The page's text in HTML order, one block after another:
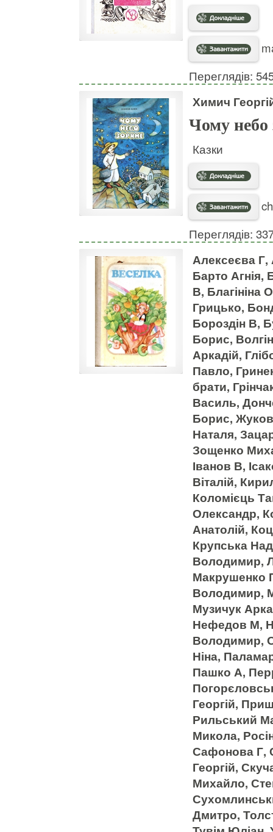
Переглядів:
Химич
Чому небо
Казки
Переглядів:
Алексеєва Г,
Барто Агнія,
В,
Грицько,
Бороздін В,
Борис,
Аркадій,
Павло,
брати,
Василь,
Борис,
Наталя,
Зощенко
Іванов В,
Віталій,
Коломієць
Олександр,
Анатолій,
Крупська
Володимир,
Макрушенко
Володимир,
Музичук
Нефедов М,
Володимир,
Ніна,
Пашко А,
Георгій,
Рильський
Микола,
Сафонова Г,
Георгій,
Михайло,
Дмитро,